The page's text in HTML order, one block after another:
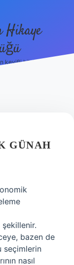
Hikaye
keyifli bilgiler!
GÜNAH
bazen de
seçimlerin
nasıl